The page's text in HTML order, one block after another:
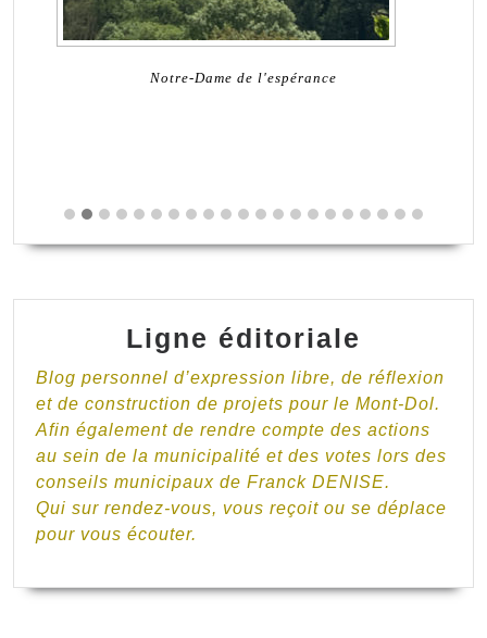
Notre-Dame de l'espérance
Ligne éditoriale
Blog personnel d’expression libre, de réflexion
et de construction de projets pour le Mont-Dol.
Afin également de rendre compte des actions
au sein de la municipalité et des votes lors des
conseils municipaux de Franck DENISE.
Qui sur rendez-vous, vous reçoit ou se déplace
pour vous écouter.